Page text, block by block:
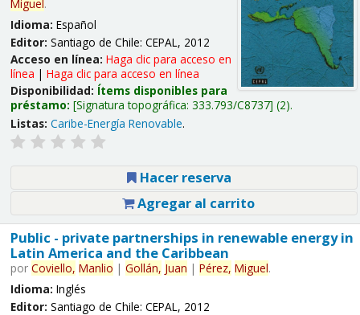
Miguel.
Idioma: Español
Editor: Santiago de Chile: CEPAL, 2012
Acceso en línea: Haga clic para acceso en
línea | Haga clic para acceso en línea
Disponibilidad: Ítems disponibles para
préstamo: Signatura topográfica: 333.793/C8737 (2).
Listas: Caribe-Energía Renovable.
Hacer reserva
Agregar al carrito
Public - private partnerships in renewable energy in
Latin America and the Caribbean
por Coviello, Manlio | Gollán, Juan | Pérez, Miguel.
Idioma: Inglés
Editor: Santiago de Chile: CEPAL, 2012